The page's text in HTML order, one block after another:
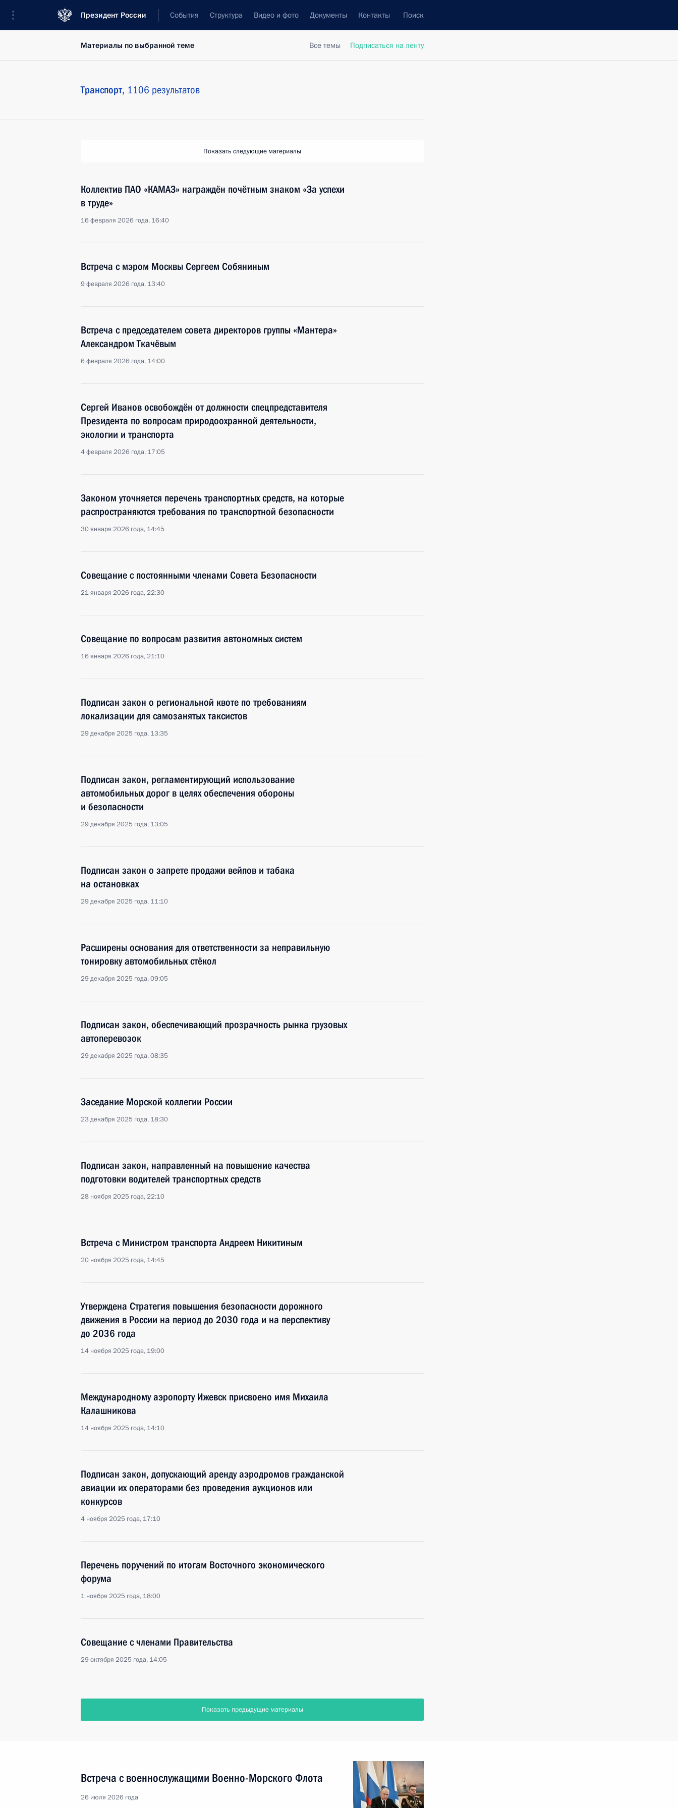
Президент России События Структура Видео и фото Документы Контакты Поиск
Все темы Подписаться на ленту
Материалы по выбранной теме
Транспорт, 1106 результатов
Показать следующие материалы
Коллектив ПАО «КАМАЗ» награждён почётным знаком «За успехи
в труде»
16 февраля 2026 года, 16:40
Встреча с мэром Москвы Сергеем Собяниным
9 февраля 2026 года, 13:40
Встреча с председателем совета директоров группы «Мантера»
Александром Ткачёвым
6 февраля 2026 года, 14:00
Сергей Иванов освобождён от должности спецпредставителя
Президента по вопросам природоохранной деятельности,
экологии и транспорта
4 февраля 2026 года, 17:05
Законом уточняется перечень транспортных средств, на которые
распространяются требования по транспортной безопасности
30 января 2026 года, 14:45
Совещание с постоянными членами Совета Безопасности
21 января 2026 года, 22:30
Совещание по вопросам развития автономных систем
16 января 2026 года, 21:10
Подписан закон о региональной квоте по требованиям
локализации для самозанятых таксистов
29 декабря 2025 года, 13:35
Подписан закон, регламентирующий использование
автомобильных дорог в целях обеспечения обороны
и безопасности
29 декабря 2025 года, 13:05
Подписан закон о запрете продажи вейпов и табака
на остановках
29 декабря 2025 года, 11:10
Расширены основания для ответственности за неправильную
тонировку автомобильных стёкол
29 декабря 2025 года, 09:05
Подписан закон, обеспечивающий прозрачность рынка грузовых
автоперевозок
29 декабря 2025 года, 08:35
Заседание Морской коллегии России
23 декабря 2025 года, 18:30
Подписан закон, направленный на повышение качества
подготовки водителей транспортных средств
28 ноября 2025 года, 22:10
Встреча с Министром транспорта Андреем Никитиным
20 ноября 2025 года, 14:45
Утверждена Стратегия повышения безопасности дорожного
движения в России на период до 2030 года и на перспективу
до 2036 года
14 ноября 2025 года, 19:00
Международному аэропорту Ижевск присвоено имя Михаила
Калашникова
14 ноября 2025 года, 14:10
Подписан закон, допускающий аренду аэродромов гражданской
авиации их операторами без проведения аукционов или
конкурсов
4 ноября 2025 года, 17:10
Перечень поручений по итогам Восточного экономического
форума
1 ноября 2025 года, 18:00
Совещание с членами Правительства
29 октября 2025 года, 14:05
Показать предыдущие материалы
Встреча с военнослужащими Военно-Морского Флота
26 июля 2026 года